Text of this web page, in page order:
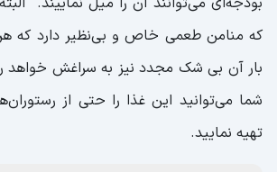
که منامن طعمی خاص و بی‌نظیر دارد که
بار آن بی شک مجدد نیز به سراغش خواهد
شما می‌توانید این غذا را حتی از
تهیه نمایید.